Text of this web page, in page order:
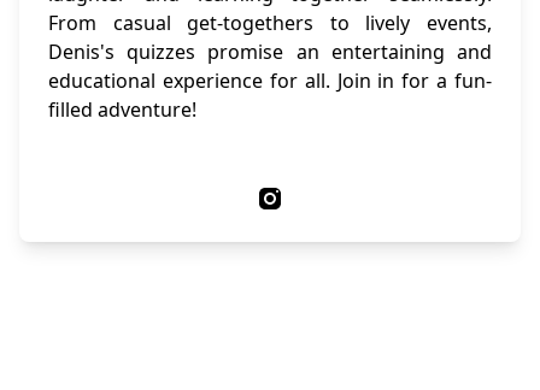
From casual get-togethers to lively events,
Denis's quizzes promise an entertaining and
educational experience for all. Join in for a fun-
filled adventure!